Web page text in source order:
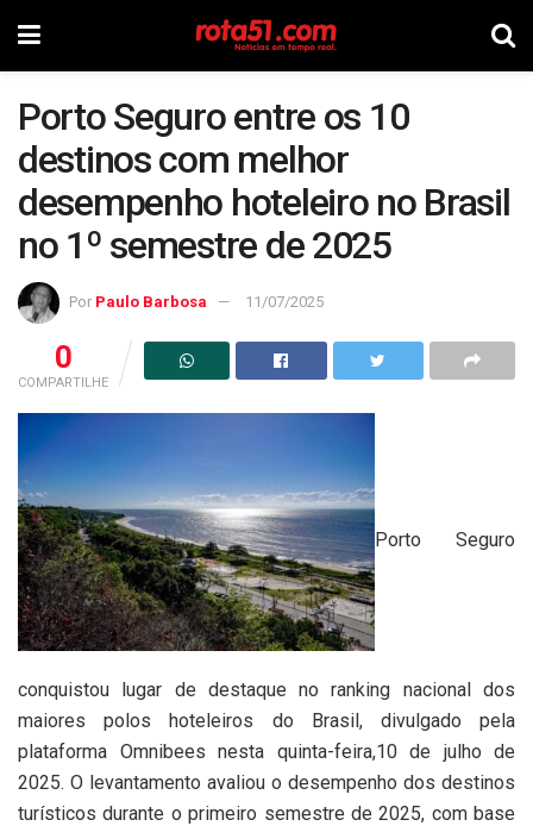
Porto Seguro entre os 10
destinos com melhor
desempenho hoteleiro no Brasil
no 1º semestre de 2025
Por Paulo Barbosa 11/07/2025
0
COMPARTILHE
Porto Seguro
conquistou lugar de destaque no ranking nacional dos
maiores polos hoteleiros do Brasil, divulgado pela
plataforma Omnibees nesta quinta-feira,10 de julho de
2025. O levantamento avaliou o desempenho dos destinos
turísticos durante o primeiro semestre de 2025, com base